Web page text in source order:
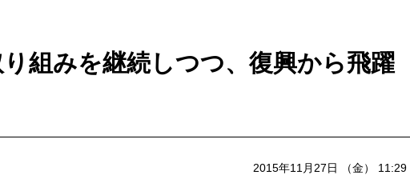
組みを継続しつつ、復興から飛躍
2015年11月27日 （金） 11:29